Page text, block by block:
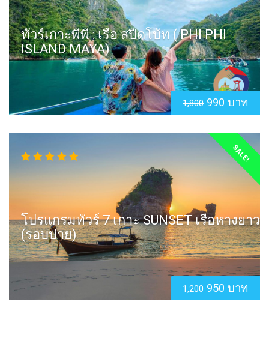
ทัวร์เกาะพีพี : เรือ สปีดโบ้ท ( PHI PHI
ISLAND MAYA)
1,800 990 บาท
SALE!
โปรแกรมทัวร์ 7 เกาะ SUNSET เรือหางยาว
(รอบบ่าย)
1,200 950 บาท